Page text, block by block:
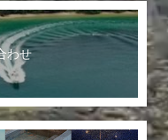
わせ